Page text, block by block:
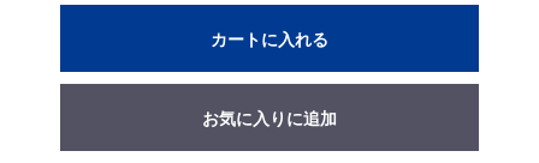
カートに入れる
お気に入りに追加